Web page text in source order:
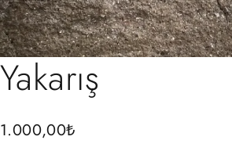
Yakarış
1.000,00₺